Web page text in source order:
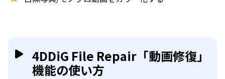
4DDiG File Repair「動画修復」
機能の使い方